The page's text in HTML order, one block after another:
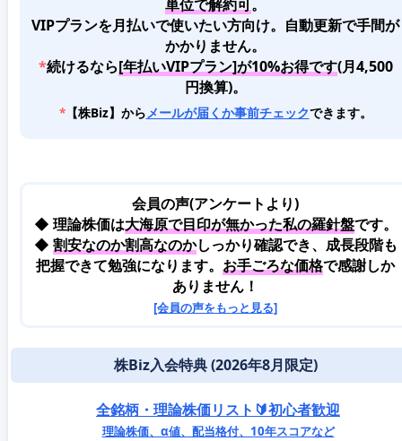
単位で解約可 。
VIPプランを月払いで使いたい方向け。自動更新で手間が
かかりません。
*続けるなら[年払いVIPプラン]が10%お得です(月4,500
円換算)。
*【株Biz】から メールが届くか事前チェックできます。
会員の声(アンケートより)
◆ 理論株価は大海原で目印が無かった私の羅針盤です。
◆ 割安なのか割高なのかしっかり確認でき、成長段階も
把握できて勉強になります。 お手ごろな価格で感謝しか
ありません！
[会員の声をもっと見る]
株Biz入会特典 (2026年8月限定)
全銘柄・理論株価リスト🔰初心者歓迎
理論株価、α値、配当格付、10年スコアなど